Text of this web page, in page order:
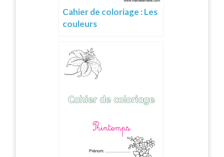
Cahier de coloriage : Les
couleurs